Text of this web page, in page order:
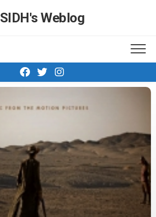
SIDH′s Weblog